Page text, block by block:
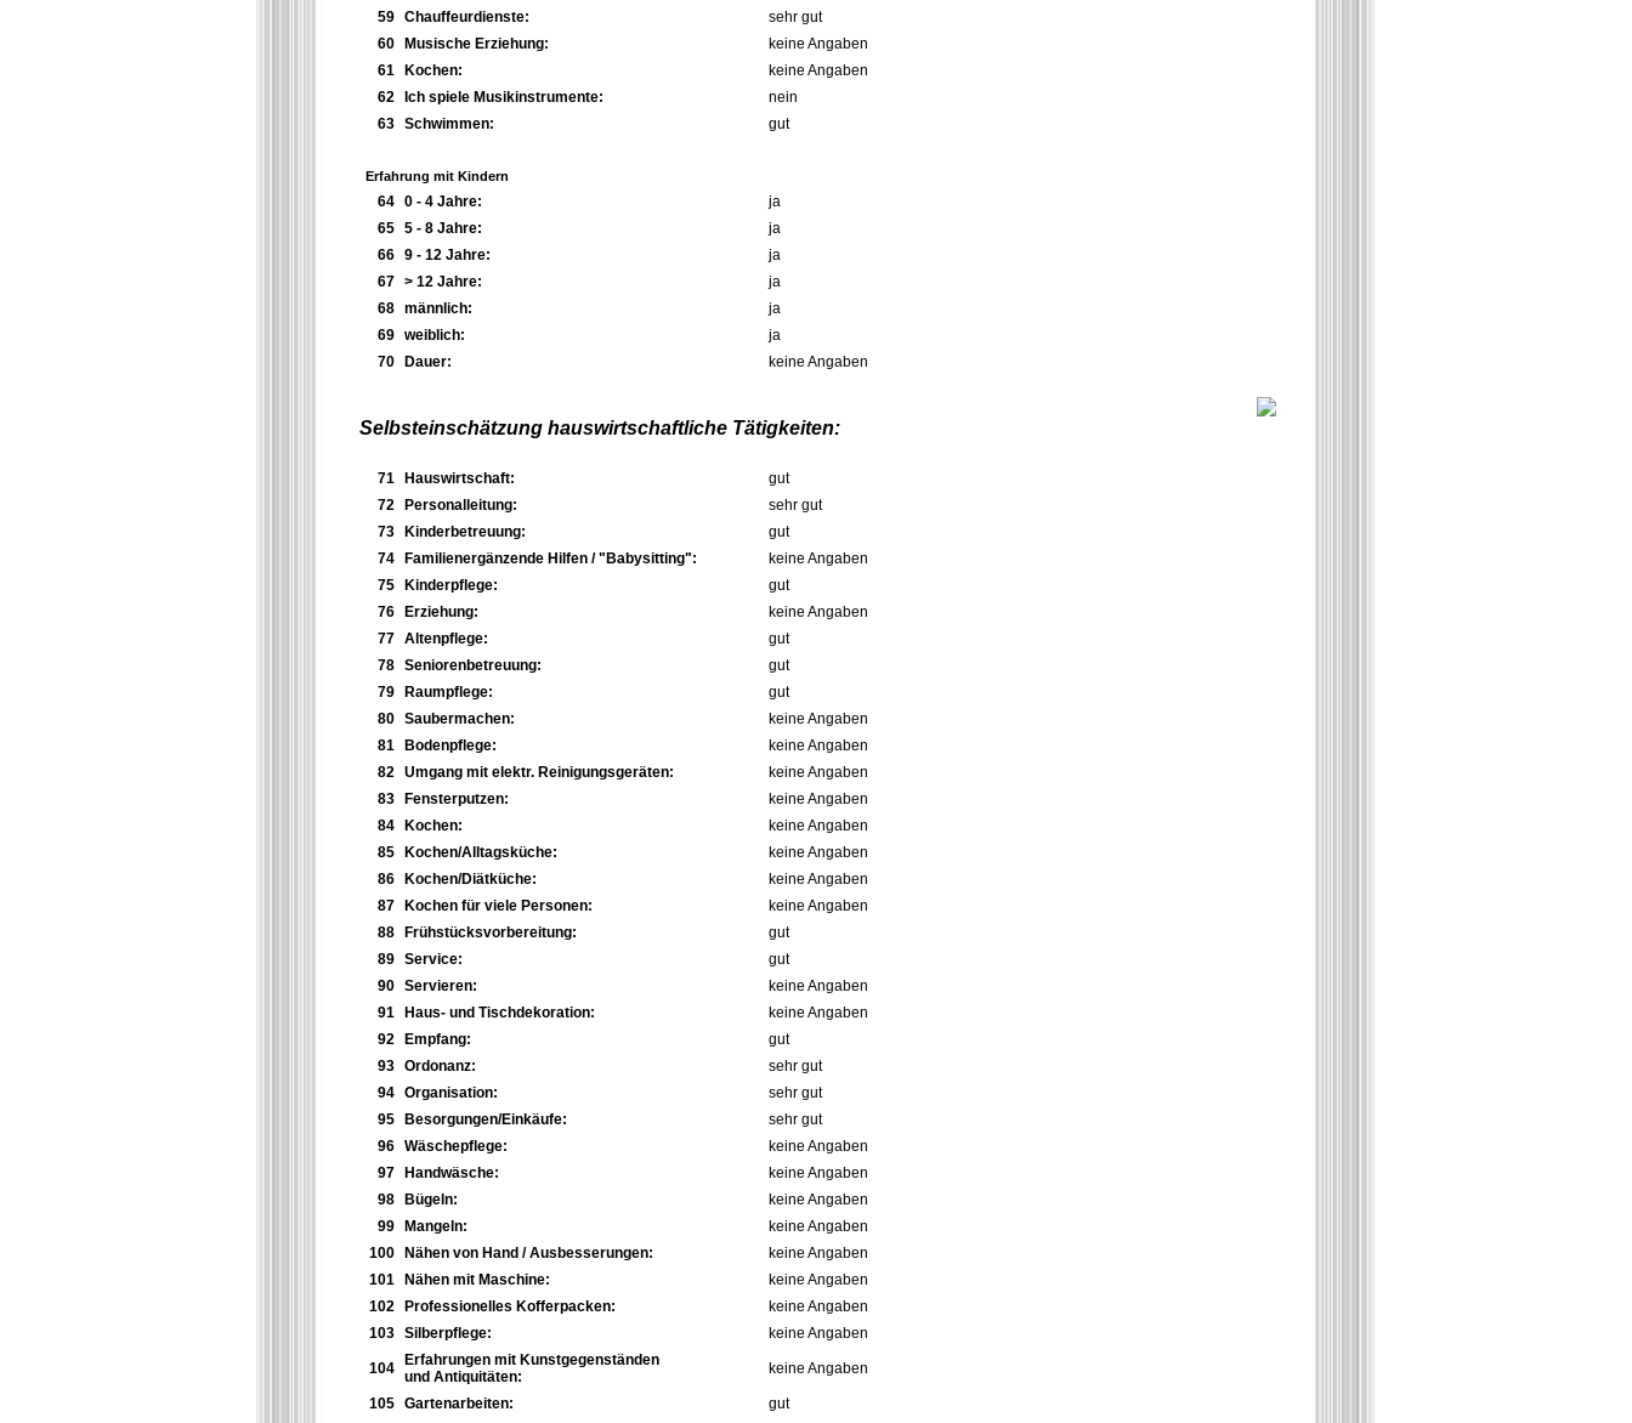
59 Chauffeurdienste:
sehr gut
60
Musische Erziehung:
keine Angaben
61
Kochen:
keine Angaben
62
Ich spiele Musikinstrumente:
nein
63 Schwimmen: gut
Erfahrung mit Kindern
64 0 - 4 Jahre:
ja
65 5 - 8 Jahre:
ja
66 9 - 12 Jahre:
ja
67 > 12 Jahre:
ja
68 männlich:
ja
69 weiblich:
ja
70
Dauer: keine Angaben
Selbsteinschätzung hauswirtschaftliche Tätigkeiten:
71 Hauswirtschaft:
gut
72
Personalleitung:
sehr gut
73
Kinderbetreuung:
gut
74
Familienergänzende Hilfen / "Babysitting":
keine Angaben
75
Kinderpflege:
gut
76
Erziehung:
keine Angaben
77 Altenpflege:
gut
78 Seniorenbetreuung:
gut
79
Raumpflege:
gut
80 Saubermachen:
keine Angaben
81
Bodenpflege:
keine Angaben
82 Umgang mit elektr. Reinigungsgeräten:
keine Angaben
83
Fensterputzen:
keine Angaben
84
Kochen:
keine Angaben
85
Kochen/Alltagsküche:
keine Angaben
86
Kochen/Diätküche:
keine Angaben
87
Kochen für viele Personen:
keine Angaben
88
Frühstücksvorbereitung:
gut
89 Service:
gut
90 Servieren:
keine Angaben
91
Haus- und Tischdekoration:
keine Angaben
92
Empfang:
gut
93 Ordonanz:
sehr gut
94 Organisation:
sehr gut
95
Besorgungen/Einkäufe:
sehr gut
96 Wäschepflege:
keine Angaben
97
Handwäsche:
keine Angaben
98
Bügeln:
keine Angaben
99
Mangeln:
keine Angaben
100
Nähen von Hand / Ausbesserungen:
keine Angaben
101
Nähen mit Maschine:
keine Angaben
102
Professionelles Kofferpacken:
keine Angaben
103 Silberpflege: keine Angaben
104
Erfahrungen mit Kunstgegenständen
und Antiquitäten:
keine Angaben
105 Gartenarbeiten:
gut